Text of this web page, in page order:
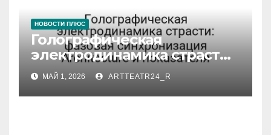
НОВОСТИ ПЛЮС
Голографическая
электродинамика страсти:
фазовая синхронизация
Architecture и показателя
МАЙ 1, 2026 ARTTEATR24_R